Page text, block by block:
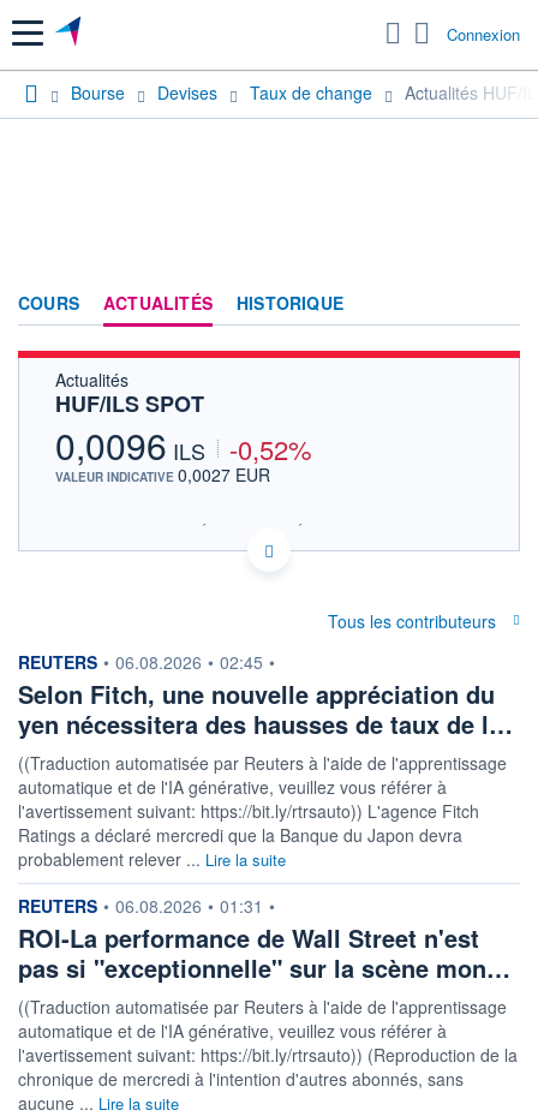
Menu Connexion
Bourse Devises Taux de change Actualités HUF/
COURS ACTUALITÉS HISTORIQUE
Actualités
HUF/ILS SPOT
0,0096 ILS -0,52%
VALEUR INDICATIVE 0,0027 EUR
SIX - FOREX 2 DONNÉES TEMPS RÉEL
Politique d'exécution
0,00950
0,00955
OUVERTURE
0,0096
CLÔTURE VEILLE
0,0096
+ HAUT
0,0096
+ BAS
COTATION SPÉCIFIQUE
104,6795 +0,52%
+ PORTEFEUILLE + LISTE
Tous les contributeurs
information fournie par
REUTERS • 06.08.2026 • 02:45 •
Selon Fitch, une nouvelle appréciation du
yen nécessitera des hausses de taux de l…
((Traduction automatisée par Reuters à l'aide de l'apprentissage
automatique et de l'IA générative, veuillez vous référer à
l'avertissement suivant: https://bit.ly/rtrsauto)) L'agence Fitch
Ratings a déclaré mercredi que la Banque du Japon devra
probablement relever ... Lire la suite
information fournie par
REUTERS • 06.08.2026 • 01:31 •
ROI-La performance de Wall Street n'est
pas si "exceptionnelle" sur la scène mon…
((Traduction automatisée par Reuters à l'aide de l'apprentissage
automatique et de l'IA générative, veuillez vous référer à
l'avertissement suivant: https://bit.ly/rtrsauto)) (Reproduction de la
chronique de mercredi à l'intention d'autres abonnés, sans
aucune ... Lire la suite